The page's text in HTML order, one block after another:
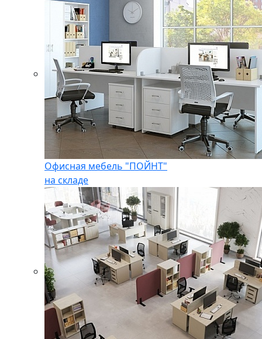
Офисная мебель "ПОЙНТ"
на складе